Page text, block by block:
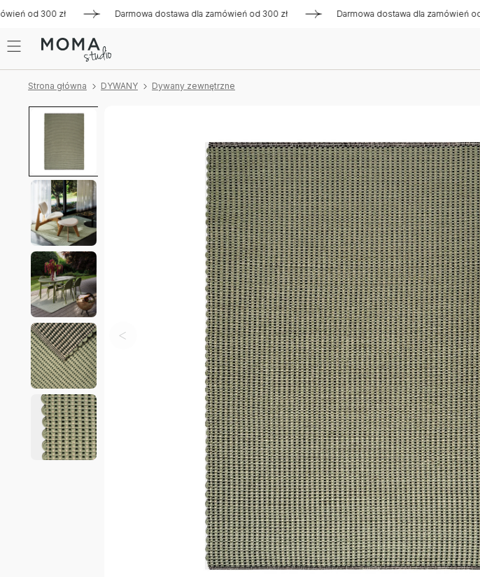
od 300 zł Darmowa dostawa dla zamówień od 300 zł Darmowa dostawa dla zamówień od
Strona główna DYWANY Dywany zewnętrzne